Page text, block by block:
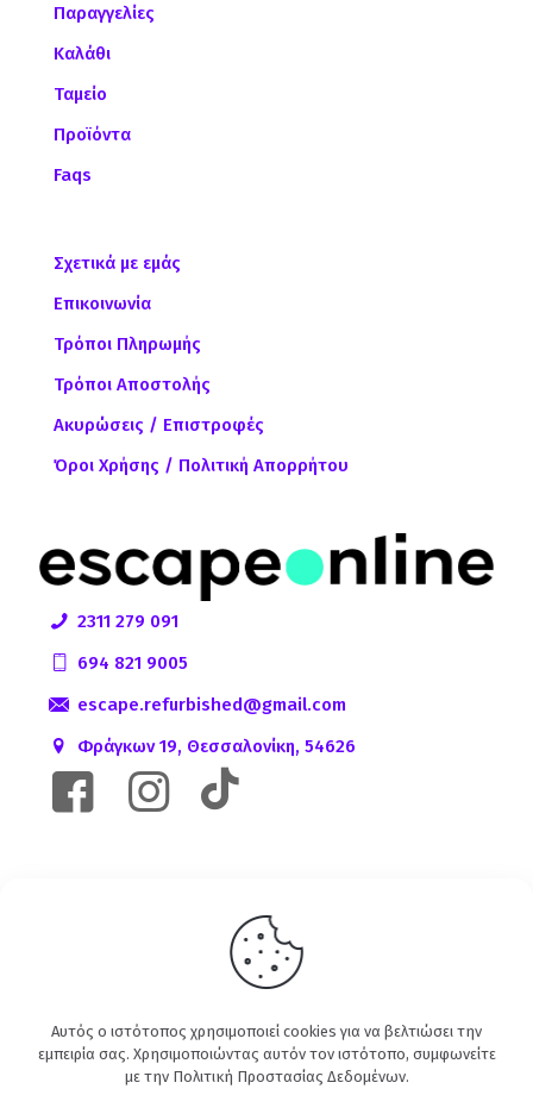
Παραγγελίες
Καλάθι
Ταμείο
Προϊόντα
Faqs
Σχετικά με εμάς
Επικοινωνία
Τρόποι Πληρωμής
Τρόποι Αποστολής
Ακυρώσεις / Επιστροφές
Όροι Χρήσης / Πολιτική Απορρήτου
2311 279 091
694 821 9005
escape.refurbished@gmail.com
Φράγκων 19, Θεσσαλονίκη, 54626
Αυτός ο ιστότοπος χρησιμοποιεί cookies για να βελτιώσει την
εμπειρία σας. Χρησιμοποιώντας αυτόν τον ιστότοπο, συμφωνείτε
με την Πολιτική Προστασίας Δεδομένων.